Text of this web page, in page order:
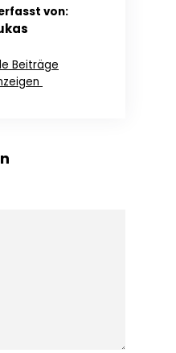
von:
Beiträge